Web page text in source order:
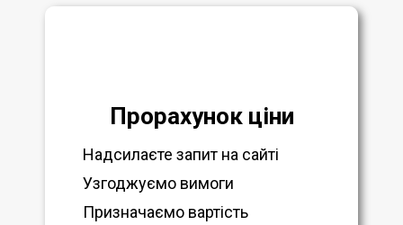
Прорахунок ціни
Надсилаєте запит на сайті
Узгоджуємо вимоги
Призначаємо вартість